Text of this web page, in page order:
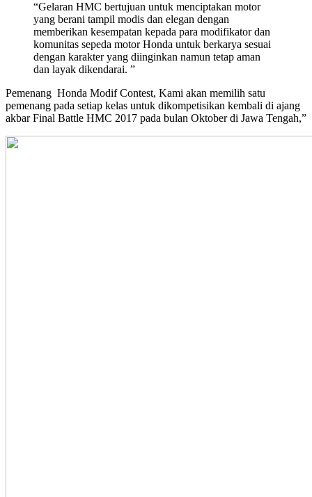
“Gelaran HMC bertujuan untuk menciptakan motor
yang berani tampil modis dan elegan dengan
memberikan kesempatan kepada para modifikator dan
komunitas sepeda motor Honda untuk berkarya sesuai
dengan karakter yang diinginkan namun tetap aman
dan layak dikendarai. ”
Pemenang Honda Modif Contest, Kami akan memilih satu
pemenang pada setiap kelas untuk dikompetisikan kembali di ajang
akbar Final Battle HMC 2017 pada bulan Oktober di Jawa Tengah,”